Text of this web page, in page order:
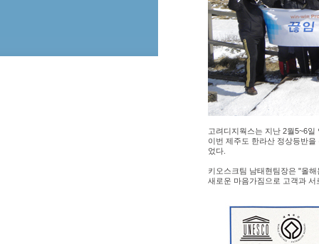
고려디지웍스는 지난 2월5~6
이번 제주도 한라산 정상등반
었다.
키오스크팀 남태현팀장은 "올
새로운 마음가짐으로 고객과